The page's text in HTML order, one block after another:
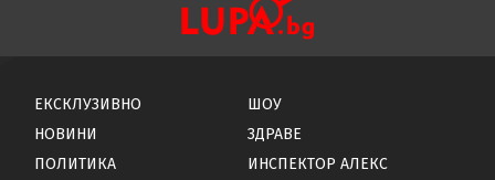
ЕКСКЛУЗИВНО
НОВИНИ
ПОЛИТИКА
ШОУ
ЗДРАВЕ
ИНСПЕКТОР АЛЕКС